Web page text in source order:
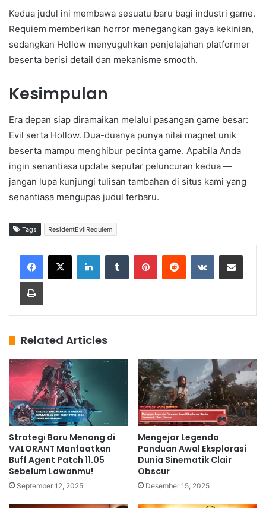
Kedua judul ini membawa sesuatu baru bagi industri game.
Requiem memberikan horror menegangkan gaya kekinian,
sedangkan Hollow menyuguhkan penjelajahan platformer
beserta berisi detail dan mekanisme smooth.
Kesimpulan
Era depan siap diramaikan melalui pasangan game besar:
Evil serta Hollow. Dua-duanya punya nilai magnet unik
beserta mampu menghibur pecinta game. Apabila Anda
ingin senantiasa update seputar peluncuran kedua —
jangan lupa kunjungi tulisan tambahan di situs kami yang
senantiasa mengupas judul terbaru.
Tags ResidentEvilRequiem
Related Articles
Strategi Baru Menang di
VALORANT Manfaatkan
Buff Agent Patch 11.05
Sebelum Lawanmu!
September 12, 2025
Mengejar Legenda
Panduan Awal Eksplorasi
Dunia Sinematik Clair
Obscur
Desember 15, 2025